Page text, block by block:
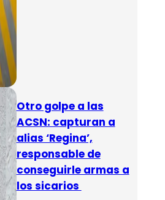
Otro golpe a las
ACSN: capturan a
alias ‘Regina’,
responsable de
conseguirle armas a
los sicarios